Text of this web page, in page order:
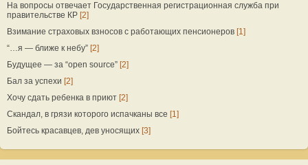
На вопросы отвечает Государственная регистрационная служба при
правительстве КР [2]
Взимание страховых взносов с работающих пенсионеров [1]
“…я — ближе к небу” [2]
Будущее — за “open source” [2]
Бал за успехи [2]
Хочу сдать ребенка в приют [2]
Скандал, в грязи которого испачканы все [1]
Бойтесь красавцев, дев уносящих [3]